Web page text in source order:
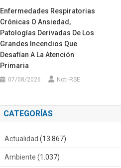
Enfermedades Respiratorias
Crónicas O Ansiedad,
Patologías Derivadas De Los
Grandes Incendios Que
Desafían A La Atención
Primaria
07/08/2026 Noti-RSE
CATEGORÍAS
Actualidad (13.867)
Ambiente (1.037)